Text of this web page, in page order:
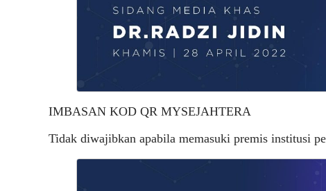
IMBASAN KOD QR MYSEJAHTERA
Tidak diwajibkan apabila memasuki premis institusi